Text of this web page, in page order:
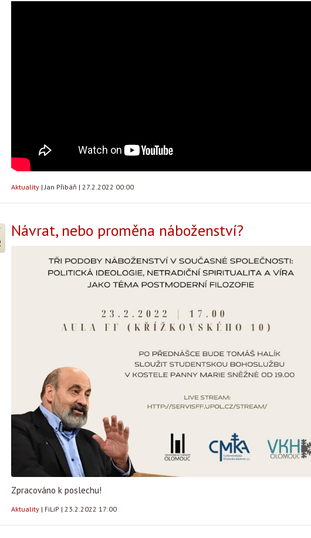
Aktuality |Jan Přibáň | 27.2.2022 00:00
Návrat, nebo proměna náboženství?
Zpracováno k poslechu!
Aktuality | FiLiP | 23.2.2022 17:00